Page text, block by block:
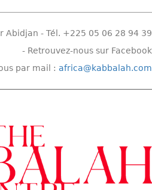
Abidjan - Tél. +225 05 06 28 94 39
- Retrouvez-nous sur Facebook
par mail : africa@kabbalah.com